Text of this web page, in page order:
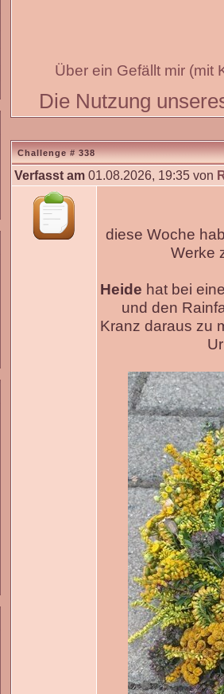
Über ein Gefällt mir (mit
Die Nutzung
Challenge # 338
Verfasst am 01.08.2026, 19:35 von
diese Woche
Werke
Heide hat bei
und den
Kranz daraus zu